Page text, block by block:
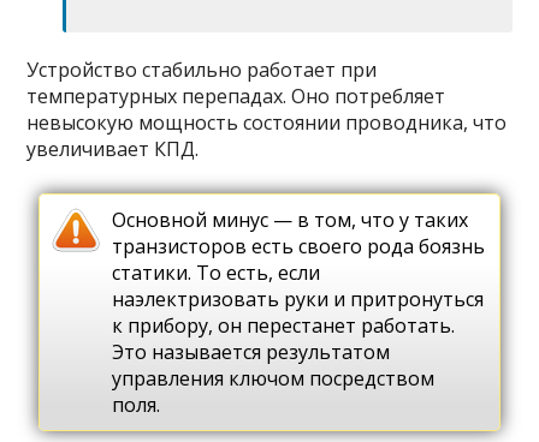
Устройство стабильно работает при
температурных перепадах. Оно потребляет
невысокую мощность состоянии проводника, что
увеличивает КПД.
Основной минус — в том, что у таких
транзисторов есть своего рода боязнь
статики. То есть, если
наэлектризовать руки и притронуться
к прибору, он перестанет работать.
Это называется результатом
управления ключом посредством
поля.